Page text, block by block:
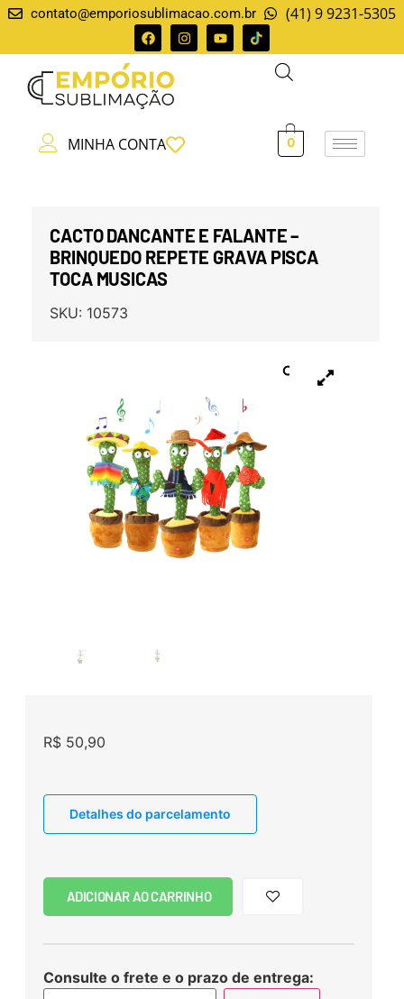
contato@emporiosublimacao.com.br (41) 9 9231-5305
MINHA CONTA 0
CACTO DANCANTE E FALANTE –
BRINQUEDO REPETE GRAVA PISCA
TOCA MUSICAS
SKU: 10573
R$50,90
Detalhes do parcelamento
ADICIONAR AO CARRINHO
Consulte o frete e o prazo de entrega: